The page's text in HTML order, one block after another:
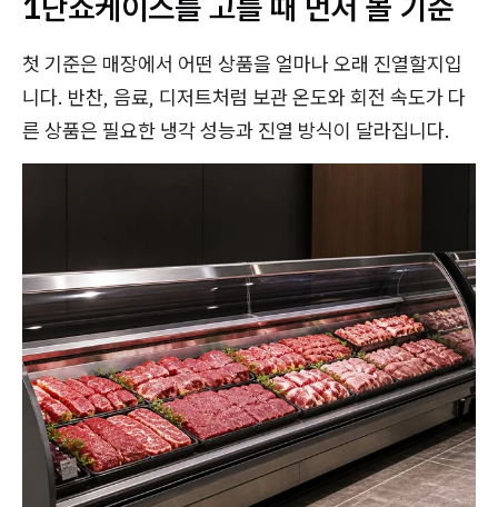
첫 기준은 매장에서 어떤 상품을 얼마나 오래 진열할지입
니다. 반찬, 음료, 디저트처럼 보관 온도와 회전 속도가 다
른 상품은 필요한 냉각 성능과 진열 방식이 달라집니다.